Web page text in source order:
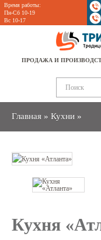
Время работы:
Пн-Сб 10-19
Вс 10-17
ПРОДАЖА И
Главная » Кухни »
Sale
Кухня